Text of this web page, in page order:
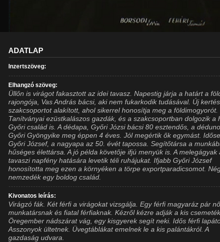
ADATLAP
Inzertszöveg:
Elhangzó szöveg:
Üllőn is virágot fakasztott az idei tavasz. Napestig járja a határt a
rajongója, Vas András bácsi, aki nem fukarkodik tudásával. Új
szakcsoportot alakított, ahol sikerrel honosítja meg a földimogyorót.
Tanítványai ezüstkalászos gazdák, és a szakcsoportban dolgozik a
Győri család is. A dédapa, Győri Józsi bácsi 80 esztendős, a
Győri Gyöngyike meg éppen 4 éves. Jól megértik ők egymást.
Győri József, a nagyapa az 50. évét tapossa. Segítőtársa a
hűséges élettársa. A jó példa követője ifjú menyük is. A melegágyak
tavaszi napfény hatására levetik téli ruhájukat. Ifjabb Győri József
honosította meg ezen a környéken a törpe exportparadicsomot.
nemzedék egy boldog család.
Kivonatos leírás:
Virágzó fák. Két férfi a virágokat vizsgálja. Egy férfi magyaráz pár
munkatársnak és fiatal férfiaknak. Kézről kézre adják a kis
Öregember nádszárat vág, egy kisgyerek segít neki. Idős férfi
Asszonyok ültetnek. Üvegtáblákat emelnek le a kis palántákról. A
gazdaság udvara.